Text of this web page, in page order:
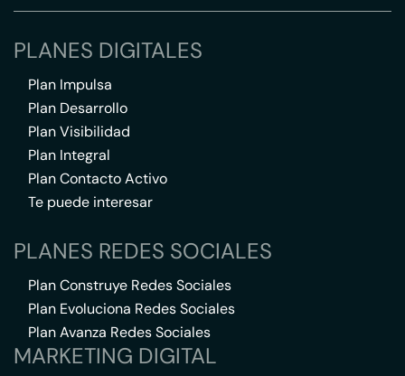
PLANES DIGITALES
Plan Impulsa
Plan Desarrollo
Plan Visibilidad
Plan Integral
Plan Contacto Activo
Te puede interesar
PLANES REDES SOCIALES
Plan Construye Redes Sociales
Plan Evoluciona Redes Sociales
Plan Avanza Redes Sociales
MARKETING DIGITAL